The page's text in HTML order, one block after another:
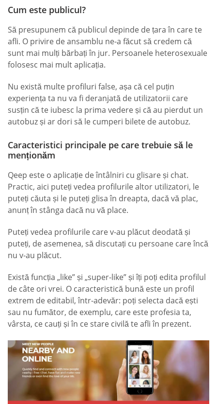
Cum este publicul?
Să presupunem că publicul depinde de țara în care te
afli. O privire de ansamblu ne-a făcut să credem că
sunt mai mulți bărbați în jur. Persoanele heterosexuale
folosesc mai mult aplicația.
Nu există multe profiluri false, așa că cel puțin
experiența ta nu va fi deranjată de utilizatorii care
susțin că te iubesc la prima vedere și că au pierdut un
autobuz și ar dori să le cumperi bilete de autobuz.
Caracteristici principale pe care trebuie să le
menționăm
Qeep este o aplicație de întâlniri cu glisare și chat.
Practic, aici puteți vedea profilurile altor utilizatori, le
puteți căuta și le puteți glisa în dreapta, dacă vă plac,
anunț în stânga dacă nu vă place.
Puteți vedea profilurile care v-au plăcut deodată și
puteți, de asemenea, să discutați cu persoane care încă
nu v-au plăcut.
Există funcția „like” și „super-like” și îți poți edita profilul
de câte ori vrei. O caracteristică bună este un profil
extrem de editabil, într-adevăr: poți selecta dacă ești
sau nu fumător, de exemplu, care este profesia ta,
vârsta, ce cauți și în ce stare civilă te afli în prezent.